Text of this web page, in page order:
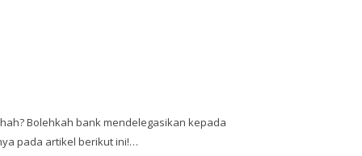
Bolehkah bank mendelegasikan kepada
pada artikel berikut ini!…